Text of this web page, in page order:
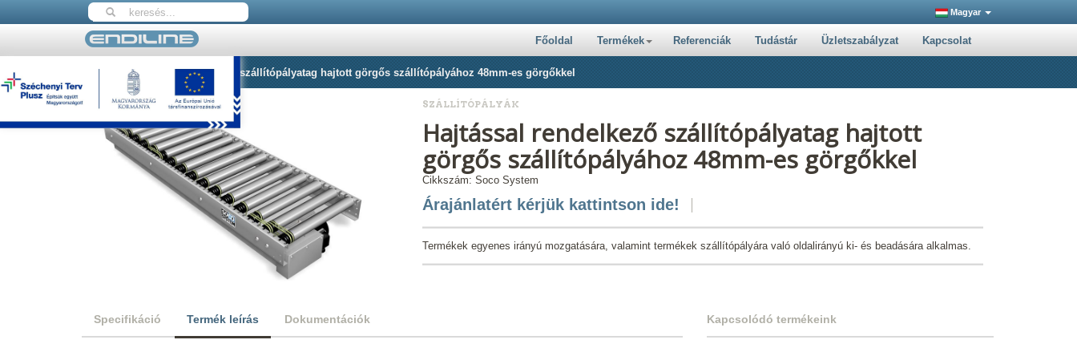
Magyar
Főoldal Termékek Referenciák Tudástár Üzletszabályzat Kapcsolat
Nyitólap Hajtással rendelkező szállítópályatag hajtott görgős szállítópályához 48mm-es görgőkkel
SZÁLLÍTÓPÁLYÁK
Hajtással rendelkező szállítópályatag hajtott
görgős szállítópályához 48mm-es görgőkkel
Cikkszám: Soco System
Árajánlatért kérjük kattintson ide!
Termékek egyenes irányú mozgatására, valamint termékek szállítópályára való oldalirányú ki- és beadására alkalmas.
Specifikáció Termék leírás Dokumentációk Kapcsolódó termékeink